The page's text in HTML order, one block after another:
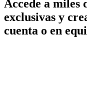
Accede a miles
exclusivas y
cuenta o en